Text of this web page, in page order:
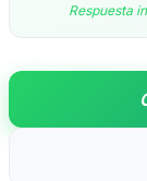
Respuesta